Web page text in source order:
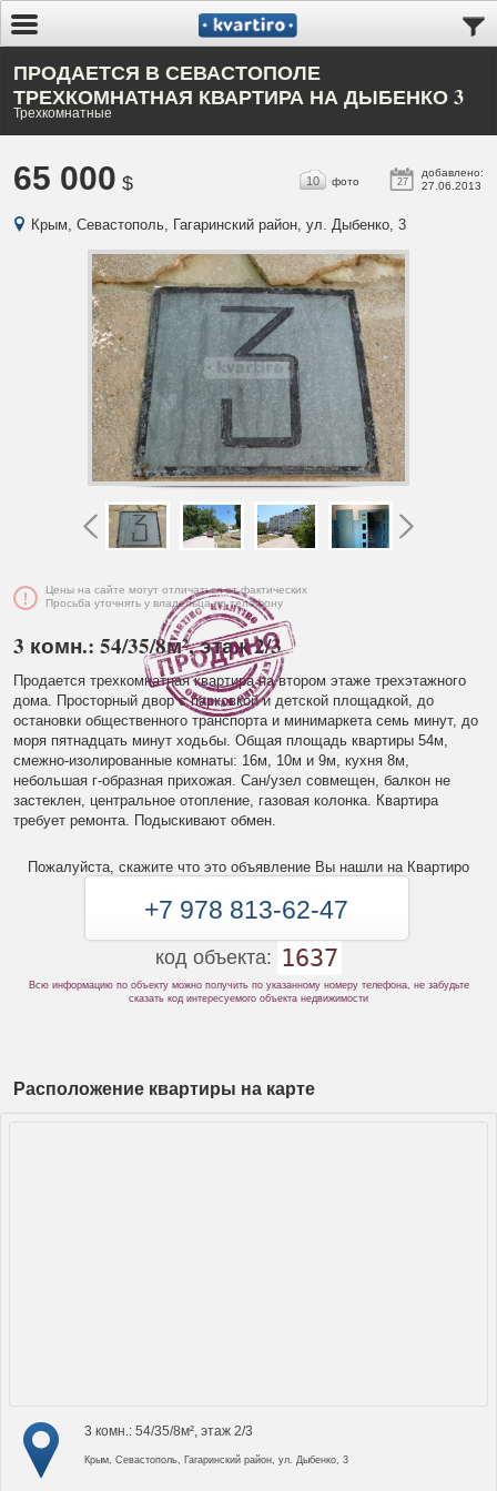
ПРОДАЕТСЯ В СЕВАСТОПОЛЕ
ТРЕХКОМНАТНАЯ КВАРТИРА НА ДЫБЕНКО 3
Трехкомнатные
65 000 $ 27
добавлено:
27.06.2013
10 фото
Крым, Севастополь, Гагаринский район, ул. Дыбенко, 3
Цены на сайте могут отличаться от фактических
Просьба уточнять у владельца по телефону
3 комн.: 54/35/8м², этаж 2/3
Продается трехкомнатная квартира на втором этаже трехэтажного
дома. Просторный двор с парковкой и детской площадкой, до
остановки общественного транспорта и минимаркета семь минут, до
моря пятнадцать минут ходьбы. Общая площадь квартиры 54м,
смежно-изолированные комнаты: 16м, 10м и 9м, кухня 8м,
небольшая г-образная прихожая. Сан/узел совмещен, балкон не
застеклен, центральное отопление, газовая колонка. Квартира
требует ремонта. Подыскивают обмен.
Пожалуйста, скажите что это объявление Вы нашли на Квартиро
+7 978 813-62-47
код объекта: 1637
Всю информацию по объекту можно получить по указанному номеру телефона, не забудьте
сказать код интересуемого объекта недвижимости
Расположение квартиры на карте
3 комн.: 54/35/8м², этаж 2/3
Крым, Севастополь, Гагаринский район, ул. Дыбенко, 3